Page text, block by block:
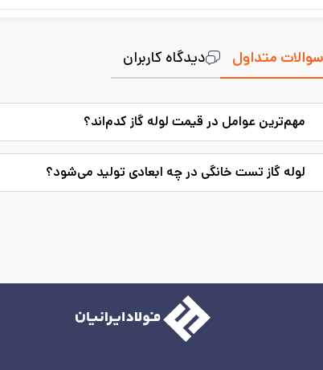
سوالات متداول دیدگاه کاربران
مهم‌ترین عوامل در قیمت لوله گاز کدم‌اند؟
لوله گاز تست خانگی در چه ابعادی تولید می‌شود؟